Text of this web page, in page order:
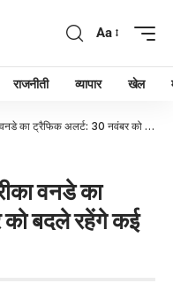
Aa
राजनीती व्यापार खेल
ट्रैफिक अलर्ट: 30 नवंबर को बदले रहेंगे कई रूट
वनडे का
बदले रहेंगे कई